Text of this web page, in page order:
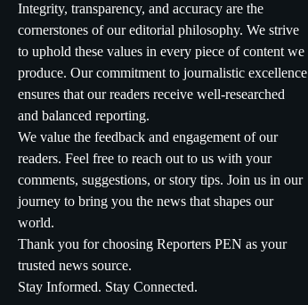
Integrity, transparency, and accuracy are the
cornerstones of our editorial philosophy. We strive
to uphold these values in every piece of content we
produce. Our commitment to journalistic excellence
ensures that our readers receive well-researched
and balanced reporting.
We value the feedback and engagement of our
readers. Feel free to reach out to us with your
comments, suggestions, or story tips. Join us in our
journey to bring you the news that shapes our
world.
Thank you for choosing Reporters PEN as your
trusted news source.
Stay Informed. Stay Connected.